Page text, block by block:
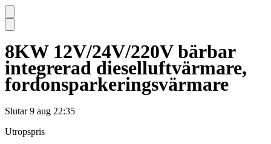
8KW 12V/24V/220V bärbar
integrerad dieselluftvärmare,
fordonsparkeringsvärmare
Slutar 9 aug 22:35
Utropspris